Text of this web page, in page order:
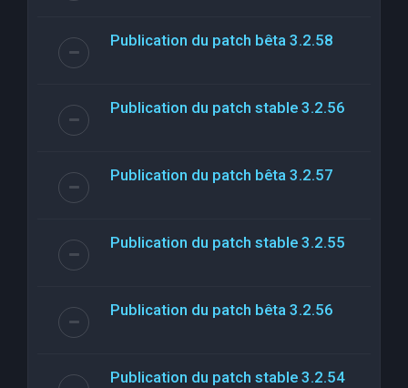
Publication du patch bêta 3.2.58
Publication du patch stable 3.2.56
Publication du patch bêta 3.2.57
Publication du patch stable 3.2.55
Publication du patch bêta 3.2.56
Publication du patch stable 3.2.54